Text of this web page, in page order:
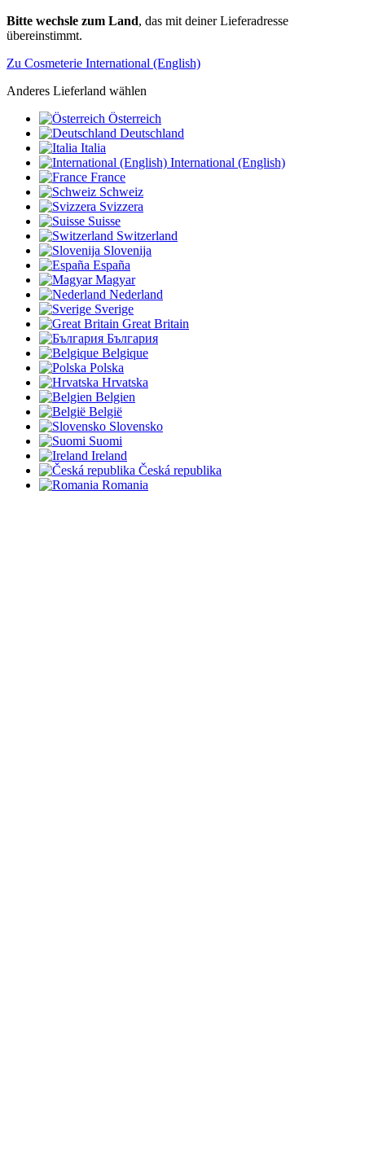
Bitte wechsle zum Land, das mit deiner Lieferadresse
übereinstimmt.
Zu Cosmeterie International (English)
Anderes Lieferland wählen
Österreich
Deutschland
Italia
International (English)
France
Schweiz
Svizzera
Suisse
Switzerland
Slovenija
España
Magyar
Nederland
Sverige
Great Britain
България
Belgique
Polska
Hrvatska
Belgien
België
Slovensko
Suomi
Ireland
Česká republika
Romania